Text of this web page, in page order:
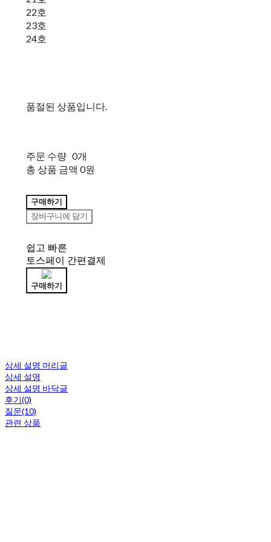
22호
23호
24호
품절된 상품입니다.
주문 수량 0개
총 상품 금액 0원
구매하기
장바구니에 담기
쉽고 빠른
토스페이 간편결제
구매하기
상세 설명 머리글
상세 설명
상세 설명 바닥글
후기(0)
질문(10)
관련 상품